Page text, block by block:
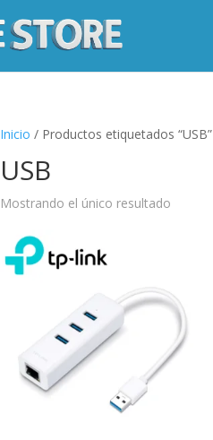
Inicio / Productos etiquetados “USB”
USB
Mostrando el único resultado